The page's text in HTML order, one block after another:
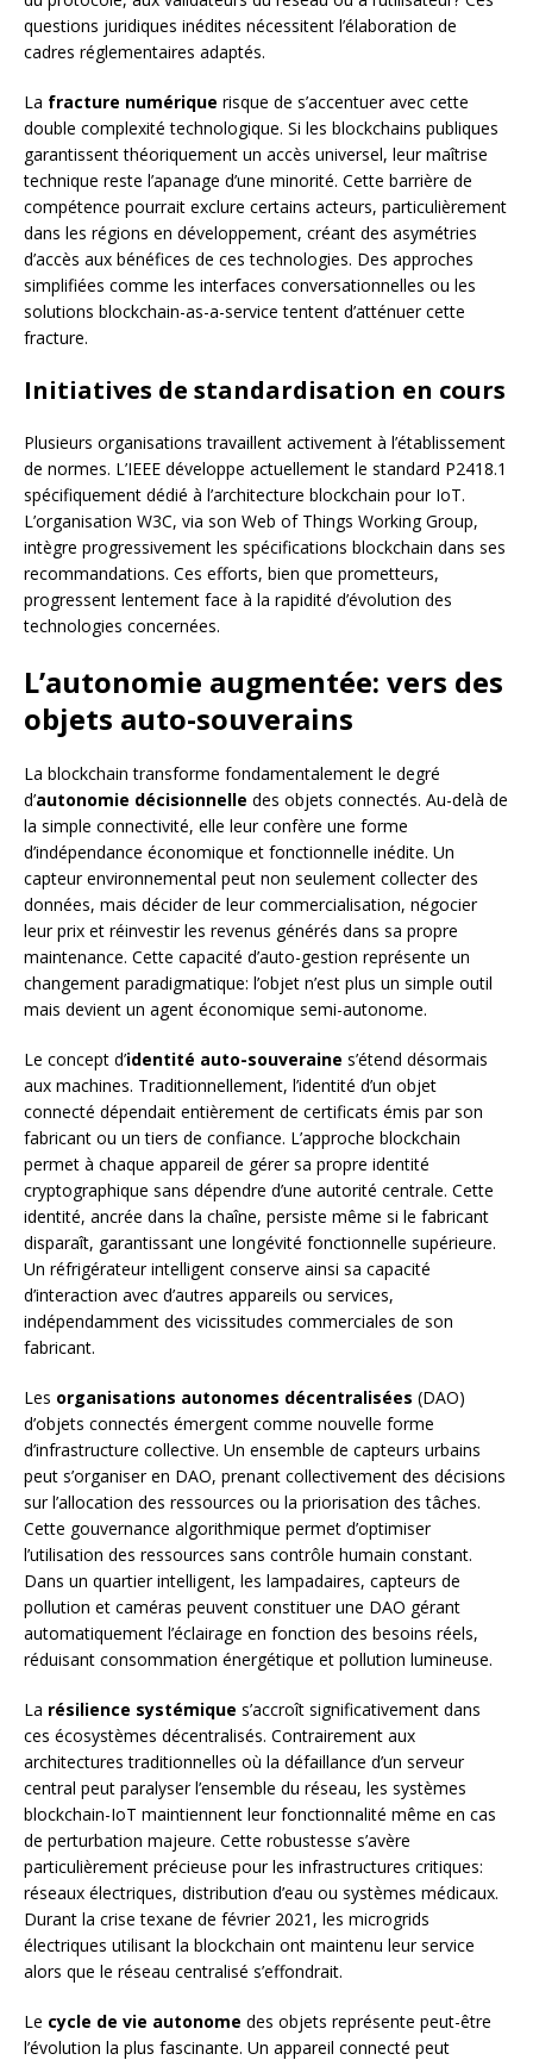
questions juridiques inédites nécessitent l’élaboration de
cadres réglementaires adaptés.
La fracture numérique risque de s’accentuer avec cette
double complexité technologique. Si les blockchains publiques
garantissent théoriquement un accès universel, leur maîtrise
technique reste l’apanage d’une minorité. Cette barrière de
compétence pourrait exclure certains acteurs, particulièrement
dans les régions en développement, créant des asymétries
d’accès aux bénéfices de ces technologies. Des approches
simplifiées comme les interfaces conversationnelles ou les
solutions blockchain-as-a-service tentent d’atténuer cette
fracture.
Initiatives de standardisation en cours
Plusieurs organisations travaillent activement à l’établissement
de normes. L’IEEE développe actuellement le standard P2418.1
spécifiquement dédié à l’architecture blockchain pour IoT.
L’organisation W3C, via son Web of Things Working Group,
intègre progressivement les spécifications blockchain dans ses
recommandations. Ces efforts, bien que prometteurs,
progressent lentement face à la rapidité d’évolution des
technologies concernées.
L’autonomie augmentée: vers des
objets auto-souverains
La blockchain transforme fondamentalement le degré
d’autonomie décisionnelle des objets connectés. Au-delà de
la simple connectivité, elle leur confère une forme
d’indépendance économique et fonctionnelle inédite. Un
capteur environnemental peut non seulement collecter des
données, mais décider de leur commercialisation, négocier
leur prix et réinvestir les revenus générés dans sa propre
maintenance. Cette capacité d’auto-gestion représente un
changement paradigmatique: l’objet n’est plus un simple outil
mais devient un agent économique semi-autonome.
Le concept d’identité auto-souveraine s’étend désormais
aux machines. Traditionnellement, l’identité d’un objet
connecté dépendait entièrement de certificats émis par son
fabricant ou un tiers de confiance. L’approche blockchain
permet à chaque appareil de gérer sa propre identité
cryptographique sans dépendre d’une autorité centrale. Cette
identité, ancrée dans la chaîne, persiste même si le fabricant
disparaît, garantissant une longévité fonctionnelle supérieure.
Un réfrigérateur intelligent conserve ainsi sa capacité
d’interaction avec d’autres appareils ou services,
indépendamment des vicissitudes commerciales de son
fabricant.
Les organisations autonomes décentralisées (DAO)
d’objets connectés émergent comme nouvelle forme
d’infrastructure collective. Un ensemble de capteurs urbains
peut s’organiser en DAO, prenant collectivement des décisions
sur l’allocation des ressources ou la priorisation des tâches.
Cette gouvernance algorithmique permet d’optimiser
l’utilisation des ressources sans contrôle humain constant.
Dans un quartier intelligent, les lampadaires, capteurs de
pollution et caméras peuvent constituer une DAO gérant
automatiquement l’éclairage en fonction des besoins réels,
réduisant consommation énergétique et pollution lumineuse.
La résilience systémique s’accroît significativement dans
ces écosystèmes décentralisés. Contrairement aux
architectures traditionnelles où la défaillance d’un serveur
central peut paralyser l’ensemble du réseau, les systèmes
blockchain-IoT maintiennent leur fonctionnalité même en cas
de perturbation majeure. Cette robustesse s’avère
particulièrement précieuse pour les infrastructures critiques:
réseaux électriques, distribution d’eau ou systèmes médicaux.
Durant la crise texane de février 2021, les microgrids
électriques utilisant la blockchain ont maintenu leur service
alors que le réseau centralisé s’effondrait.
Le cycle de vie autonome des objets représente peut-être
l’évolution la plus fascinante. Un appareil connecté peut